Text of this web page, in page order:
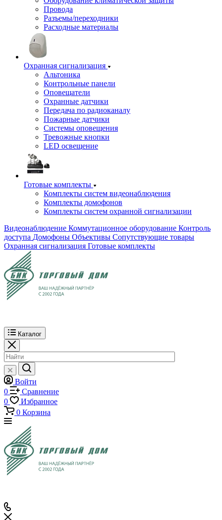
Провода
Разъемы/переходники
Расходные материалы
Охранная сигнализация
Альтоника
Контрольные панели
Оповещатели
Охранные датчики
Передача по радиоканалу
Пожарные датчики
Системы оповещения
Тревожные кнопки
LED освещение
Готовые комплекты
Комплекты систем видеонаблюдения
Комплекты домофонов
Комплекты систем охранной сигнализации
Видеонаблюдение Коммутационное оборудование Контроль
доступа Домофоны Объективы Сопутствующие товары
Охранная сигнализация Готовые комплекты
Каталог
Войти
0
Сравнение
0
Избранное
0 Корзина